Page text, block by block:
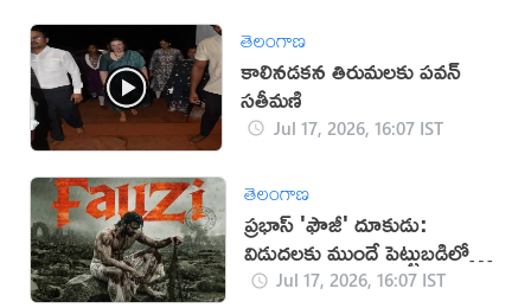
తెలంగాణ
కాలినడకన తిరుమలకు పవన్‌
సతీమణి
Jul 17, 2026, 16:07 IST
తెలంగాణ
ప్రభాస్ 'ఫౌజీ' దూకుడు:
విడుదలకు ముందే పెట్టుబడిలో
సగం రికవరీ!
Jul 17, 2026, 16:07 IST